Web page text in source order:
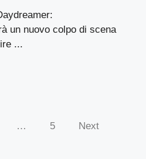
un nuovo colpo di scena
...
… 5 Next